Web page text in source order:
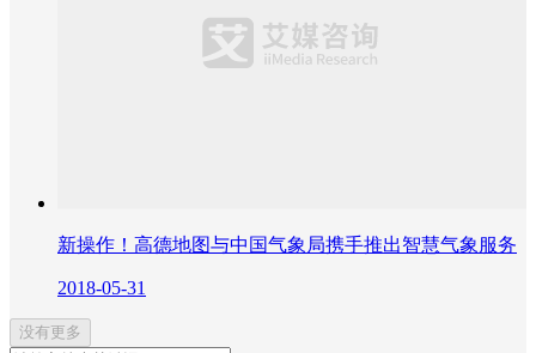
新操作！高德地图与中国气象局携手推出智慧气象服务
2018-05-31
没有更多